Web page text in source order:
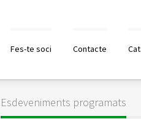
Fes-te soci Contacte
Esdeveniments programats